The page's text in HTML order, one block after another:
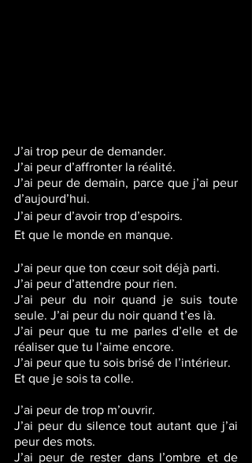
J’ai trop peur de demander.
J’ai peur d’affronter la réalité.
J’ai peur de demain, parce que j’ai peur
d’aujourd’hui.
J’ai peur d’avoir trop d’espoirs.
Et que le monde en manque.
J’ai peur que ton cœur soit déjà parti.
J’ai peur d’attendre pour rien.
J’ai peur du noir quand je suis toute
seule. J’ai peur du noir quand t’es là.
J’ai peur que tu me parles d’elle et de
réaliser que tu l’aime encore.
J’ai peur que tu sois brisé de l’intérieur.
Et que je sois ta colle.
J’ai peur de trop m’ouvrir.
J’ai peur du silence tout autant que j’ai
peur des mots.
J’ai peur de rester dans l’ombre et de